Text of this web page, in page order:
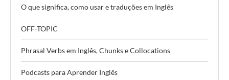
O que significa, como usar e traduções em Inglês
OFF-TOPIC
Phrasal Verbs em Inglês, Chunks e Collocations
Podcasts para Aprender Inglês